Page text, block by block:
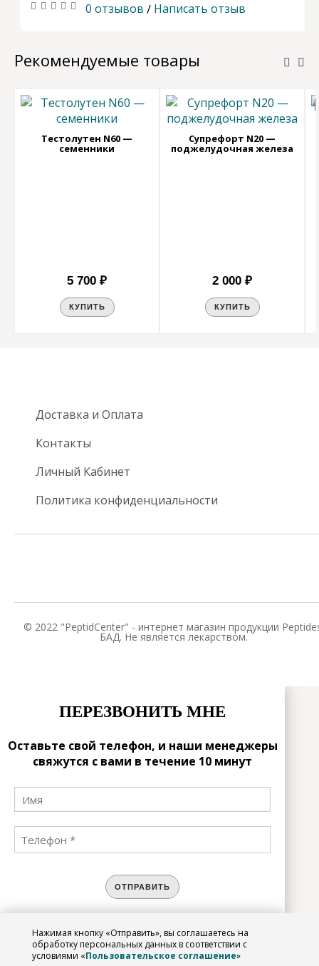
0 отзывов / Написать отзыв
Рекомендуемые товары
Тестолутен N60 —
семенники
5 700 ₽
КУПИТЬ
Супрефорт N20 —
поджелудочная железа
2 000 ₽
КУПИТЬ
Доставка и Оплата
Контакты
Личный Кабинет
Политика конфиденциальности
© 2022 "PeptidCenter" - интернет магазин продукции
БАД. Не является лекарством.
ПЕРЕЗВОНИТЬ МНЕ
Оставьте свой телефон, и наши менеджеры
свяжутся с вами в течение 10 минут
ОТПРАВИТЬ
Нажимая кнопку «Отправить», вы соглашаетесь на
обработку персональных данных в соответствии с
условиями «Пользовательское соглашение»
ЗАРЕГИСТРИРОВАТЬСЯ